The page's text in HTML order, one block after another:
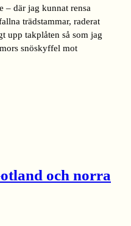
– där jag kunnat rensa
trädstammar, raderat
upp takplåten så som jag
snöskyffel mot
och norra